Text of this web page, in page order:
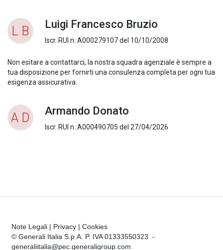
L B Luigi Francesco Bruzio
Iscr. RUI n.:A000279107 del 10/10/2008
Non esitare a contattarci, la nostra squadra agenziale è sempre a
tua disposizione per fornirti una consulenza completa per ogni tua
esigenza assicurativa.
A D Armando Donato
Iscr. RUI n.:A000490705 del 27/04/2026
Note Legali | Privacy | Cookies
© Generali Italia S.p.A. P. IVA 01333550323 -
generaliitalia@pec.generaligroup.com